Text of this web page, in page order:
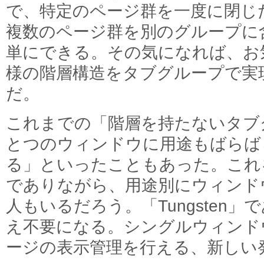
で、特定のページ群を一度に閉
複数のページ群を別のグループ
単にできる。その気になれば、
様の階層構造をタブグループで
だ。
これまでの「階層を持たないタ
とつのウィンドウに用途もばら
る」といったこともあった。こ
でありながら、用途別にウィン
人もいるだろう。「Tungsten」
え不要になる。シングルウィン
ージの表示管理を行える、新し